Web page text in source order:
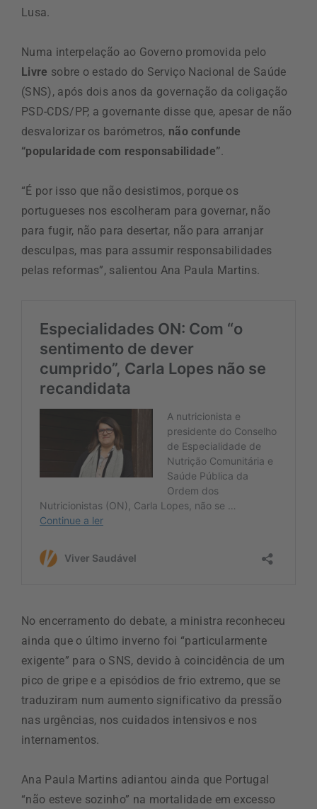
Lusa.
Numa interpelação ao Governo promovida pelo
Livre sobre o estado do Serviço Nacional de Saúde
(SNS), após dois anos da governação da coligação
PSD-CDS/PP, a governante disse que, apesar de não
desvalorizar os barómetros, não confunde
“popularidade com responsabilidade”.
“É por isso que não desistimos, porque os
portugueses nos escolheram para governar, não
para fugir, não para desertar, não para arranjar
desculpas, mas para assumir responsabilidades
pelas reformas”, salientou Ana Paula Martins.
No encerramento do debate, a ministra reconheceu
ainda que o último inverno foi “particularmente
exigente” para o SNS, devido à coincidência de um
pico de gripe e a episódios de frio extremo, que se
traduziram num aumento significativo da pressão
nas urgências, nos cuidados intensivos e nos
internamentos.
Ana Paula Martins adiantou ainda que Portugal
“não esteve sozinho” na mortalidade em excesso